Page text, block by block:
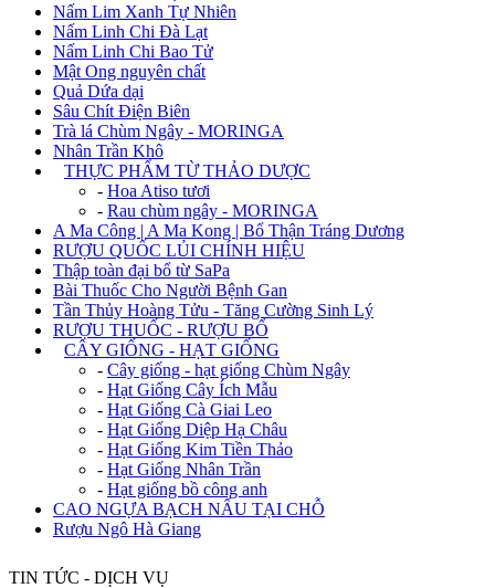
Nấm Lim Xanh Tự Nhiên
Nấm Linh Chi Đà Lạt
Nấm Linh Chi Bao Tử
Mật Ong nguyên chất
Quả Dứa dại
Sâu Chít Điện Biên
Trà lá Chùm Ngây - MORINGA
Nhân Trần Khô
THỰC PHẨM TỪ THẢO DƯỢC
- Hoa Atiso tươi
- Rau chùm ngây - MORINGA
A Ma Công | A Ma Kong | Bổ Thận Tráng Dương
RƯỢU QUỐC LỦI CHÍNH HIỆU
Thập toàn đại bổ từ SaPa
Bài Thuốc Cho Người Bệnh Gan
Tần Thủy Hoàng Tửu - Tăng Cường Sinh Lý
RƯỢU THUỐC - RƯỢU BỔ
CÂY GIỐNG - HẠT GIỐNG
- Cây giống - hạt giống Chùm Ngây
- Hạt Giống Cây Ích Mẫu
- Hạt Giống Cà Giai Leo
- Hạt Giống Diệp Hạ Châu
- Hạt Giống Kim Tiền Thảo
- Hạt Giống Nhân Trần
- Hạt giống bồ công anh
CAO NGỰA BẠCH NẤU TẠI CHỖ
Rượu Ngô Hà Giang
TIN TỨC - DỊCH VỤ